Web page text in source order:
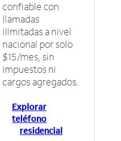
confiable con
llamadas
ilimitadas a nivel
nacional por solo
$15/mes, sin
impuestos ni
cargos agregados.
Explorar
teléfono
residencial